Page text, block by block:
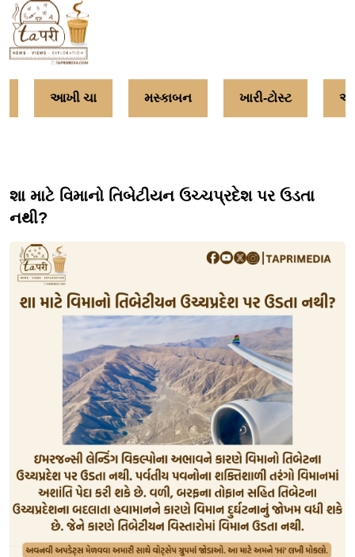
આખી ચા મસ્કાબન ખારી-ટોસ્ટ
શા માટે વિમાનો તિબેટીયન ઉચ્ચપ્રદેશ પર ઉડતા
નથી?